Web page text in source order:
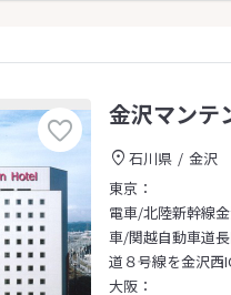
金沢マンテ
石川県
金沢
東京：
電車/北陸新幹線
車/関越自動車道
道８号線を金沢西
大阪：